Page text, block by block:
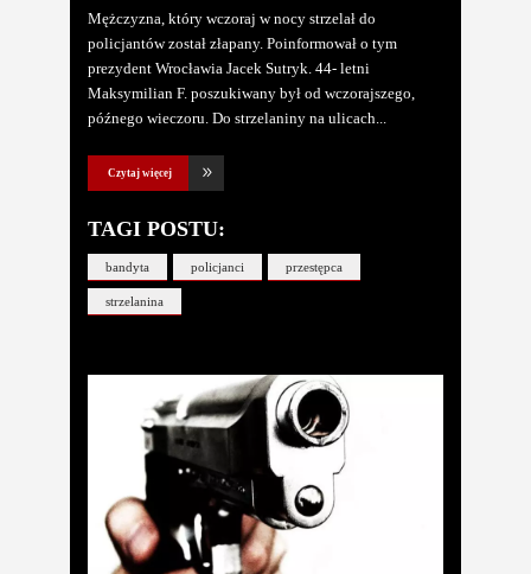
Mężczyzna, który wczoraj w nocy strzelał do
policjantów został złapany. Poinformował o tym
prezydent Wrocławia Jacek Sutryk. 44- letni
Maksymilian F. poszukiwany był od wczorajszego,
późnego wieczoru. Do strzelaniny na ulicach
Czytaj więcej
TAGI POSTU:
bandyta policjanci przestępca
strzelanina